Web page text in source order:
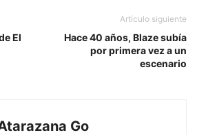
El
Artículo siguiente
Hace 40 años, Blaze subía
por primera vez a un
escenario
Go